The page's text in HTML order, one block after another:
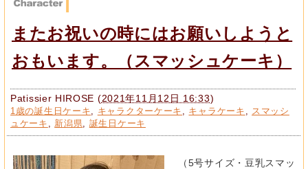
またお祝いの時にはお願いしようと
おもいます。（スマッシュケーキ）
Patissier HIROSE (2021年11月12日 16:33)
1歳の誕生日ケーキ キャラクターケーキ キャラケーキ
スマッシ
ュケーキ
新潟県 誕生日ケーキ
（5号サイズ・豆乳スマッ